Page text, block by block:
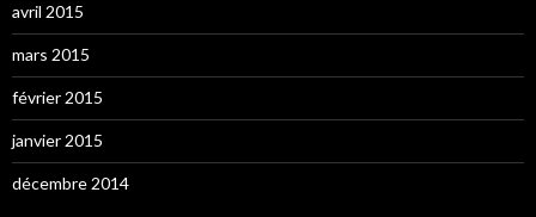
avril 2015
mars 2015
février 2015
janvier 2015
décembre 2014